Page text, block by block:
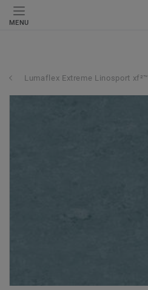
MENU
Lumaflex Extreme Linosport xf²™